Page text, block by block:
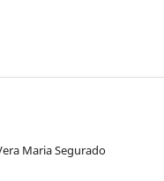
Maria Segurado